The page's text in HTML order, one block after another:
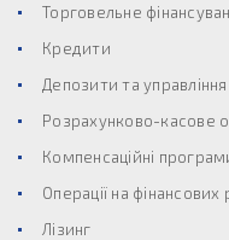
Торговельне
Кредити
Депозити та управління
Розрахунково-касове
Компенсаційні
Операції на фінансових
Лізинг